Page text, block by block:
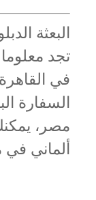
البعثة
تجد
في
السفارة
مصر،
ألماني